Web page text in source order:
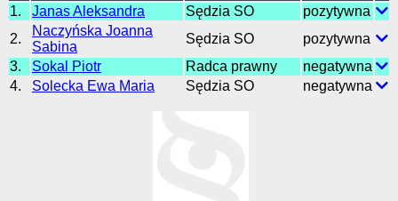
1.
Janas Aleksandra Sędzia SO
pozytywna
2.
Naczyńska Joanna
Sabina
Sędzia SO
pozytywna
3.
Sokal Piotr Radca prawny
negatywna
4.
Solecka Ewa Maria Sędzia SO negatywna